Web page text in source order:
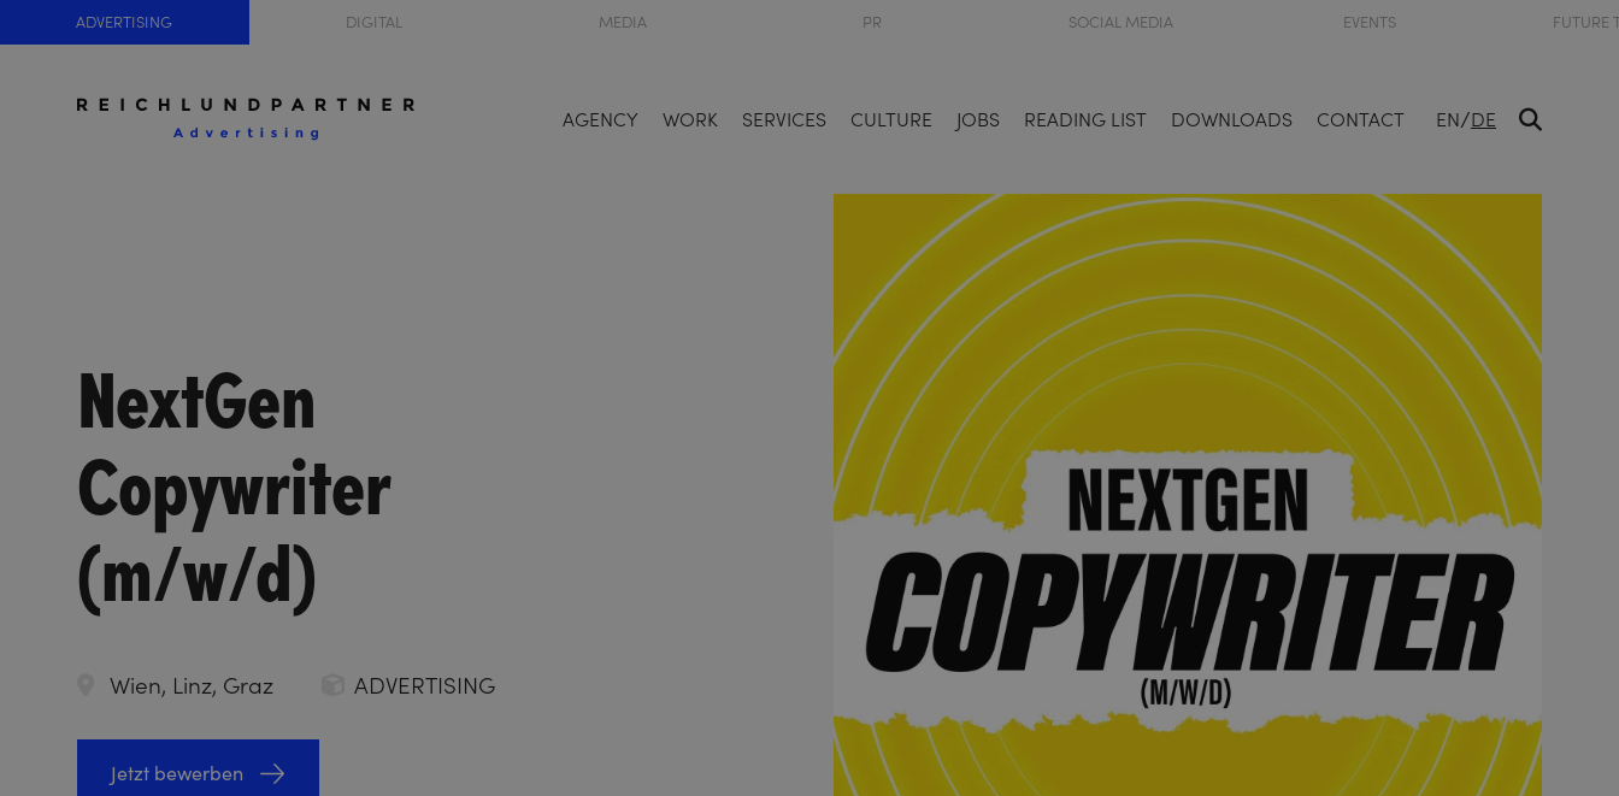
ADVERTISING DIGITAL MEDIA PR SOCIAL MEDIA EVENTS FUTURE
AGENCY WORK SERVICES CULTURE JOBS READING LIST DOWNLOADS CONTACT EN/DE
NextGen
Copywriter
(m/w/d)
Wien, Linz, Graz ADVERTISING
Jetzt bewerben